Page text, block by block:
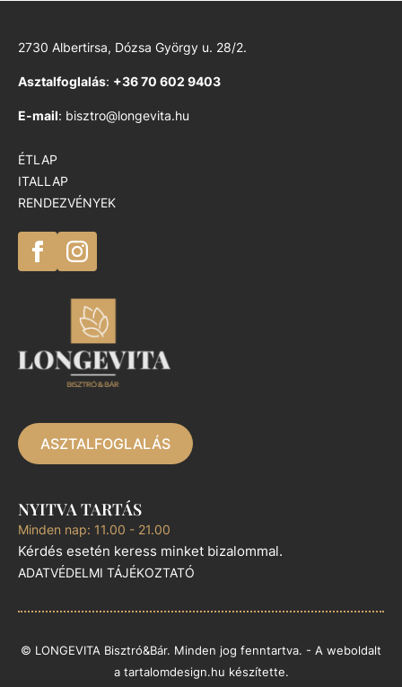
2730 Albertirsa, Dózsa György u. 28/2.
Asztalfoglalás: +36 70 602 9403
E-mail: bisztro@longevita.hu
ÉTLAP
ITALLAP
RENDEZVÉNYEK
ASZTALFOGLALÁS
NYITVA TARTÁS
Minden nap: 11.00 - 21.00
Kérdés esetén keress minket bizalommal.
ADATVÉDELMI TÁJÉKOZTATÓ
© LONGEVITA Bisztró&Bár. Minden jog fenntartva. - A weboldalt
a tartalomdesign.hu készítette.